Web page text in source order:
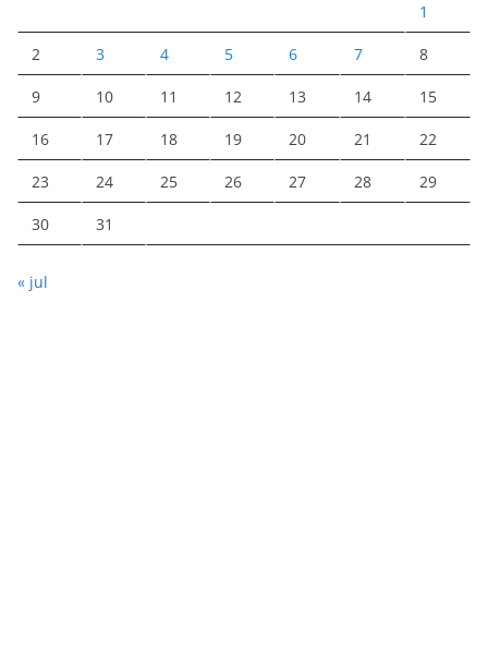
1
2 3 4 5 6 7 8
9 10 11 12 13 14 15
16 17 18 19 20 21 22
23 24 25 26 27 28 29
30 31
« jul